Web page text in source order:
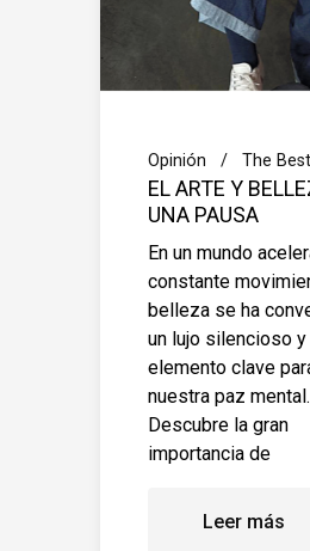
Opinión The Best
EL ARTE Y
UNA PAUSA
En un mundo
constante
belleza se ha
un lujo silencioso y
elemento clave
nuestra paz mental.
Descubre la gran
importancia de
Leer más